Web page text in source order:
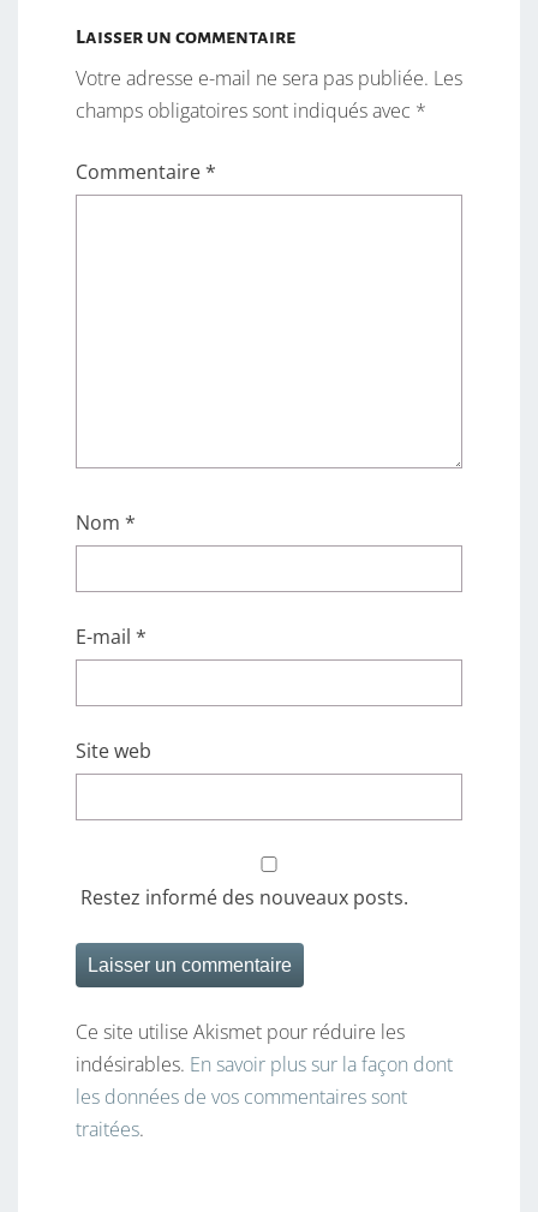
Laisser un commentaire
Votre adresse e-mail ne sera pas publiée. Les
champs obligatoires sont indiqués avec *
Commentaire*
Nom *
E-mail *
Site web
Restez informé des nouveaux posts.
Ce site utilise Akismet pour réduire les
indésirables. En savoir plus sur la façon dont
les données de vos commentaires sont
traitées.